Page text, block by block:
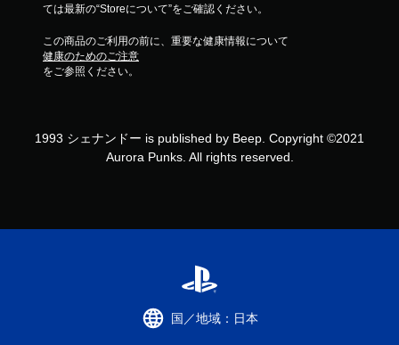
ては最新の“Storeについて”をご確認ください。
この商品のご利用の前に、重要な健康情報について
健康のためのご注意
をご参照ください。
1993 シェナンドー is published by Beep. Copyright ©️2021
Aurora Punks. All rights reserved.
国／地域：日本